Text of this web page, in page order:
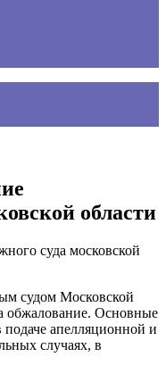
области
судом Московской
обжалование. Основные
апелляционной и
случаях, в